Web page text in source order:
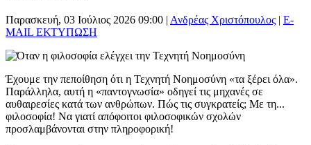
Παρασκευή, 03 Ιούλιος 2026 09:00 | Ανδρέας Χριστόπουλος | E-
MAIL ΕΚΤΥΠΩΣΗ
Έχουμε την πεποίθηση ότι η Τεχνητή Νοημοσύνη «τα ξέρει όλα».
Παράλληλα, αυτή η «παντογνωσία» οδηγεί τις μηχανές σε
αυθαιρεσίες κατά των ανθρώπων. Πώς τις συγκρατείς; Με τη...
φιλοσοφία! Να γιατί απόφοιτοι φιλοσοφικών σχολών
προσλαμβάνονται στην πληροφορική!